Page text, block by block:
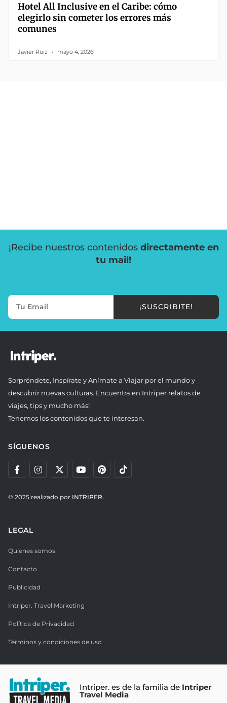
Hotel All Inclusive en el Caribe: cómo
elegirlo sin cometer los errores más
comunes
Javier Ruiz mayo 4, 2026
¡Recibe nuestros contenidos directamente en
tu mail!
¡SUSCRIBITE!
Sorpréndete, Inspírate y Anímate a Viajar por el mundo y
descubrir nuevas culturas. Encuentra en Intriper relatos de
viajes, tips y mucho más!
Tenemos los contenidos que te interesan.
SÍGUENOS
© 2025 realizado por INTRIPER.
LEGAL
Quienes somos
Contacto
Publicidad
Intriper. Travel Marketing
Política de Privacidad
Términos y condiciones de uso
Intriper. es de la familia de Intriper
Travel Media